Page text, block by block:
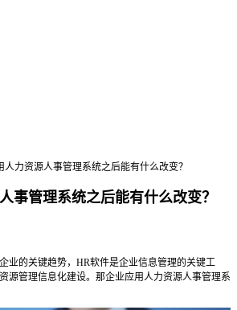
人力资源人事管理系统之后能有什么改变？
事管理系统之后能有什么改变？
业的关键趋势，HR软件是企业信息管理的关键工
源管理信息化建设。那企业应用人力资源人事管理系